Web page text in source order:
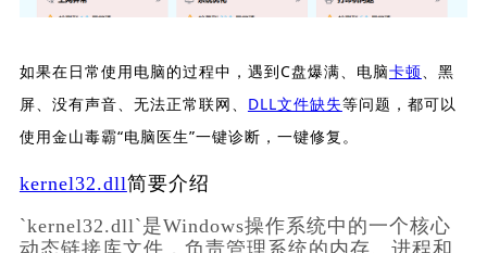
如果在日常使用电脑的过程中，遇到C盘爆满、电脑卡顿、黑
屏、没有声音、无法正常联网、 DLL文件缺失等问题，都可以
使用金山毒霸“电脑医生”一键诊断，一键修复。
kernel32.dll简要介绍
`kernel32.dll`是Windows操作系统中的一个核心